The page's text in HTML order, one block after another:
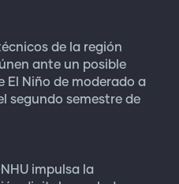
de la región
ante un posible
El Niño de moderado a
segundo semestre de
impulsa la